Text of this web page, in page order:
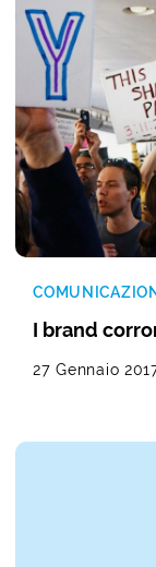
I brand
27 Gennaio